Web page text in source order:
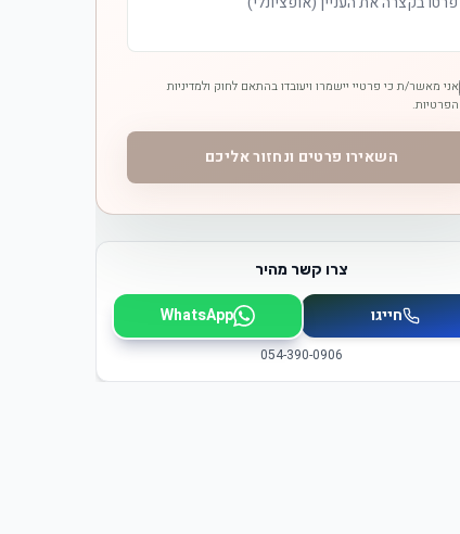
אני מאשר/ת כי פרטיי יישמרו ויעובדו בהתאם לחוק ולמדיניות
הפרטיות.
השאירו פרטים ונחזור אליכם
צרו קשר מהיר
חייגו WhatsApp
054-390-0906